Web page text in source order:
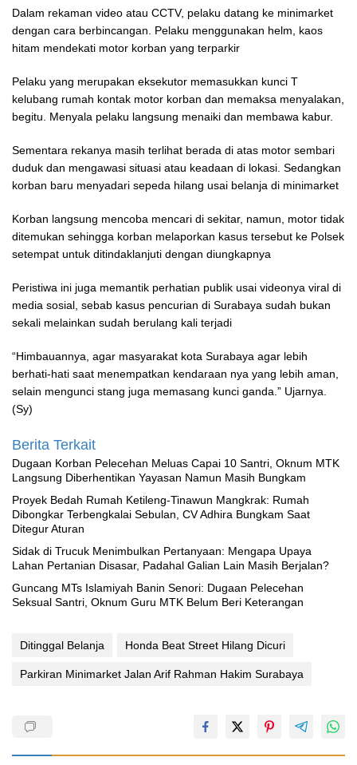
Dalam rekaman video atau CCTV, pelaku datang ke minimarket
dengan cara berbincangan. Pelaku menggunakan helm, kaos
hitam mendekati motor korban yang terparkir
Pelaku yang merupakan eksekutor memasukkan kunci T
kelubang rumah kontak motor korban dan memaksa menyalakan,
begitu. Menyala pelaku langsung menaiki dan membawa kabur.
Sementara rekanya masih terlihat berada di atas motor sembari
duduk dan mengawasi situasi atau keadaan di lokasi. Sedangkan
korban baru menyadari sepeda hilang usai belanja di minimarket
Korban langsung mencoba mencari di sekitar, namun, motor tidak
ditemukan sehingga korban melaporkan kasus tersebut ke Polsek
setempat untuk ditindaklanjuti dengan diungkapnya
Peristiwa ini juga memantik perhatian publik usai videonya viral di
media sosial, sebab kasus pencurian di Surabaya sudah bukan
sekali melainkan sudah berulang kali terjadi
“Himbauannya, agar masyarakat kota Surabaya agar lebih
berhati-hati saat menempatkan kendaraan nya yang lebih aman,
selain mengunci stang juga memasang kunci ganda.” Ujarnya.
(Sy)
Berita Terkait
‎Dugaan Korban Pelecehan Meluas Capai 10 Santri, Oknum MTK
Langsung Diberhentikan Yayasan Namun Masih Bungkam
Proyek Bedah Rumah Ketileng-Tinawun Mangkrak: Rumah
Dibongkar Terbengkalai Sebulan, CV Adhira Bungkam Saat
Ditegur Aturan
‎Sidak di Trucuk Menimbulkan Pertanyaan: Mengapa Upaya
Lahan Pertanian Disasar, Padahal Galian Lain Masih Berjalan?
Guncang MTs Islamiyah Banin Senori: Dugaan Pelecehan
Seksual Santri, Oknum Guru MTK Belum Beri Keterangan
Ditinggal Belanja Honda Beat Street Hilang Dicuri
Parkiran Minimarket Jalan Arif Rahman Hakim Surabaya